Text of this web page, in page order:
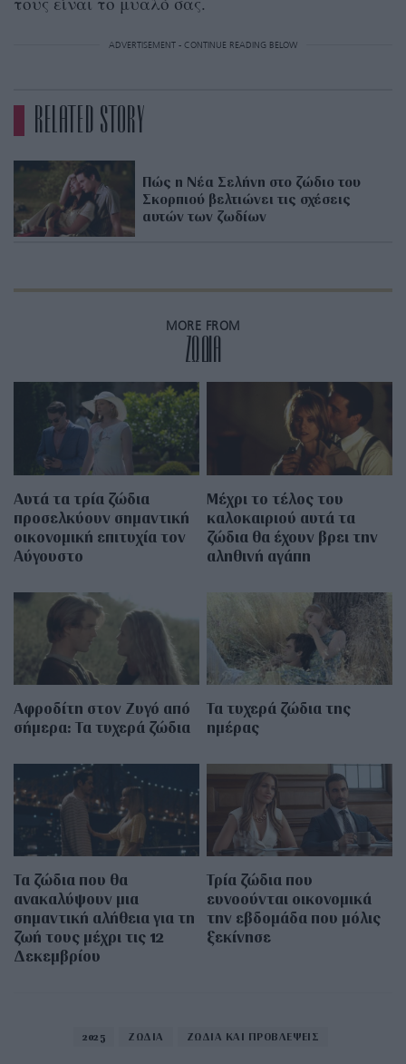
ADVERTISEMENT - CONTINUE READING BELOW
RELATED STORY
Πώς η Νέα Σελήνη στο ζώδιο του
Σκορπιού βελτιώνει τις σχέσεις
αυτών των ζωδίων
MORE FROM
ZΩΔΙΑ
Αυτά τα τρία ζώδια
προσελκύουν σημαντική
οικονομική επιτυχία τον
Αύγουστο
Μέχρι το τέλος του
καλοκαιριού αυτά τα
ζώδια θα έχουν βρει την
αληθινή αγάπη
Αφροδίτη στον Ζυγό από
σήμερα: Τα τυχερά ζώδια
Τα τυχερά ζώδια της
ημέρας
Τα ζώδια που θα
ανακαλύψουν μια
σημαντική αλήθεια για τη
ζωή τους μέχρι τις 12
Δεκεμβρίου
Τρία ζώδια που
ευνοούνται οικονομικά
την εβδομάδα που μόλις
ξεκίνησε
2025 ΖΩΔΙΑ ΖΩΔΙΑ ΚΑΙ ΠΡΟΒΛΕΨΕΙΣ